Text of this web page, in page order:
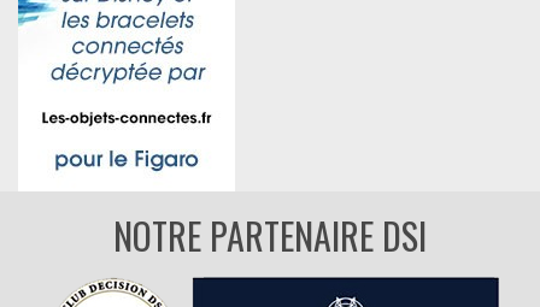
NOTRE PARTENAIRE DSI